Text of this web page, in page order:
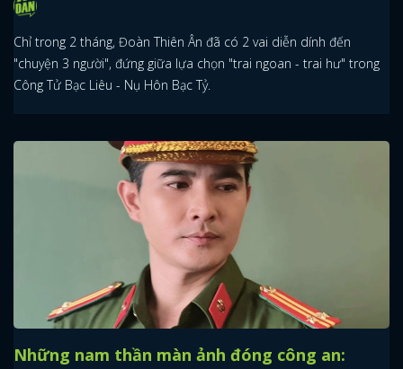
Chỉ trong 2 tháng, Đoàn Thiên Ân đã có 2 vai diễn dính đến
"chuyện 3 người", đứng giữa lựa chọn "trai ngoan - trai hư" trong
Công Tử Bạc Liêu - Nụ Hôn Bạc Tỷ.
Những nam thần màn ảnh đóng công an: